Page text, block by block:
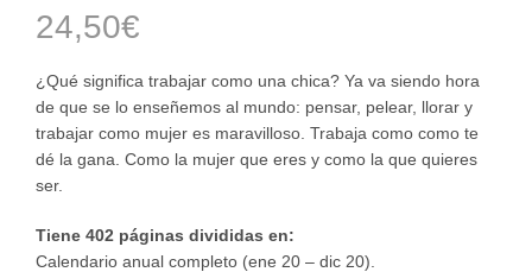
24,50€
¿Qué significa trabajar como una chica? Ya va siendo hora
de que se lo enseñemos al mundo: pensar, pelear, llorar y
trabajar como mujer es maravilloso. Trabaja como como te
dé la gana. Como la mujer que eres y como la que quieres
ser.
Tiene 402 páginas divididas en:
Calendario anual completo (ene 20 – dic 20).